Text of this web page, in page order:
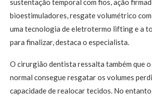
sustentação temporal com fios, ação
bioestimuladores, resgate volumétrico
uma tecnologia de eletrotermo lifting e a
para finalizar, destaca o especialista.
O cirurgião dentista ressalta também que
normal consegue resgatar os volumes
capacidade de realocar tecidos. No